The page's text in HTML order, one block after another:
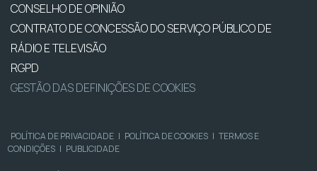
CONSELHO DE OPINIÃO
CONTRATO DE CONCESSÃO DO SERVIÇO PÚBLICO DE
RÁDIO E TELEVISÃO
RGPD
GESTÃO DAS DEFINIÇÕES DE COOKIES
POLÍTICA DE PRIVACIDADE | POLÍTICA DE COOKIES | TERMOS E
CONDIÇÕES | PUBLICIDADE